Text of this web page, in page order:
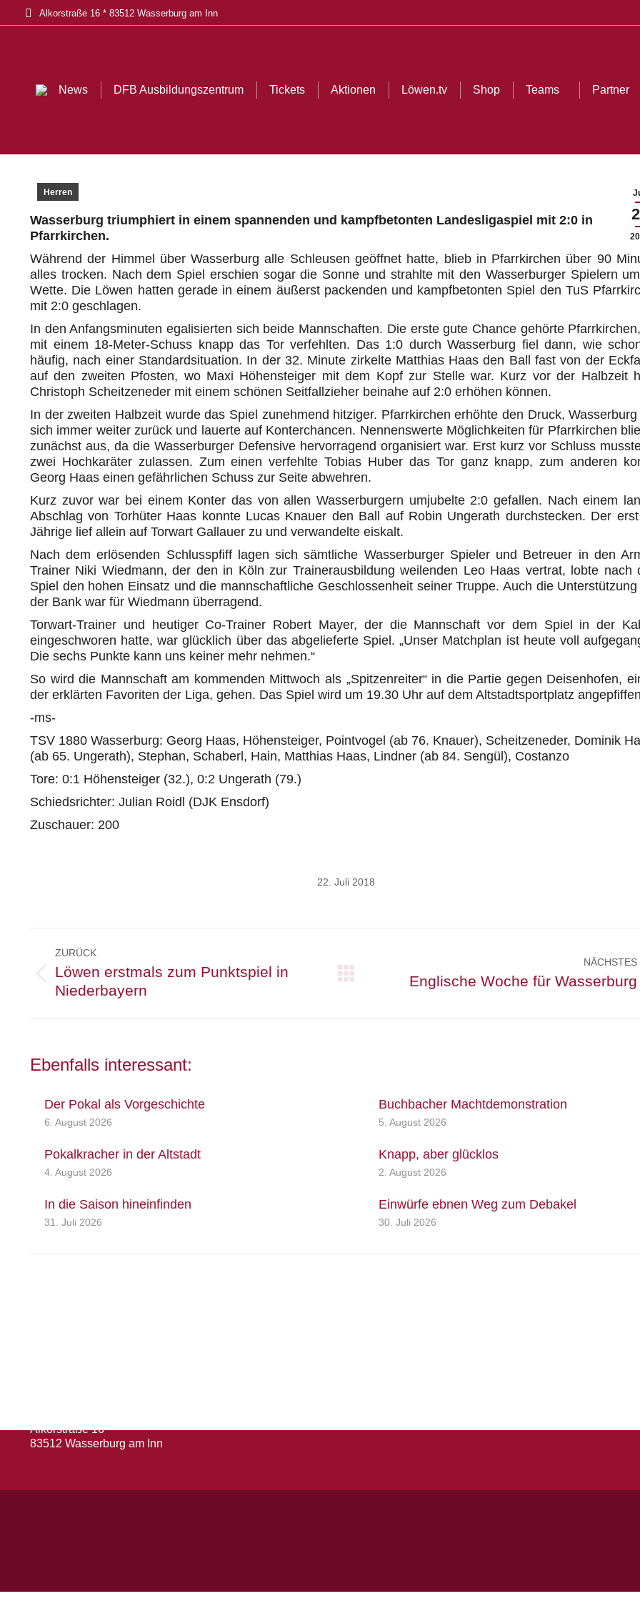
Alkorstraße 16 * 83512 Wasserburg am Inn
News DFB Ausbildungszentrum Tickets Aktionen Löwen.tv Shop Teams Partner
Herren
Wasserburg triumphiert in einem spannenden und kampfbetonten Landesligaspiel mit 2:0 in
Pfarrkirchen.
Während der Himmel über Wasserburg alle Schleusen geöffnet hatte, blieb in Pfarrkirchen über 90
alles trocken. Nach dem Spiel erschien sogar die Sonne und strahlte mit den Wasserburger Spielern
Wette. Die Löwen hatten gerade in einem äußerst packenden und kampfbetonten Spiel den TuS
mit 2:0 geschlagen.
In den Anfangsminuten egalisierten sich beide Mannschaften. Die erste gute Chance gehörte
mit einem 18-Meter-Schuss knapp das Tor verfehlten. Das 1:0 durch Wasserburg fiel dann, wie
häufig, nach einer Standardsituation. In der 32. Minute zirkelte Matthias Haas den Ball fast von der
auf den zweiten Pfosten, wo Maxi Höhensteiger mit dem Kopf zur Stelle war. Kurz vor der Halbzeit
Christoph Scheitzeneder mit einem schönen Seitfallzieher beinahe auf 2:0 erhöhen können.
In der zweiten Halbzeit wurde das Spiel zunehmend hitziger. Pfarrkirchen erhöhte den Druck, Wasserburg
sich immer weiter zurück und lauerte auf Konterchancen. Nennenswerte Möglichkeiten für Pfarrkirchen
zunächst aus, da die Wasserburger Defensive hervorragend organisiert war. Erst kurz vor Schluss
zwei Hochkaräter zulassen. Zum einen verfehlte Tobias Huber das Tor ganz knapp, zum anderen
Georg Haas einen gefährlichen Schuss zur Seite abwehren.
Kurz zuvor war bei einem Konter das von allen Wasserburgern umjubelte 2:0 gefallen. Nach einem
Abschlag von Torhüter Haas konnte Lucas Knauer den Ball auf Robin Ungerath durchstecken. Der
Jährige lief allein auf Torwart Gallauer zu und verwandelte eiskalt.
Nach dem erlösenden Schlusspfiff lagen sich sämtliche Wasserburger Spieler und Betreuer in den
Trainer Niki Wiedmann, der den in Köln zur Trainerausbildung weilenden Leo Haas vertrat, lobte nach
Spiel den hohen Einsatz und die mannschaftliche Geschlossenheit seiner Truppe. Auch die Unterstützung
der Bank war für Wiedmann überragend.
Torwart-Trainer und heutiger Co-Trainer Robert Mayer, der die Mannschaft vor dem Spiel in der
eingeschworen hatte, war glücklich über das abgelieferte Spiel. „Unser Matchplan ist heute voll
Die sechs Punkte kann uns keiner mehr nehmen.“
So wird die Mannschaft am kommenden Mittwoch als „Spitzenreiter“ in die Partie gegen Deisenhofen,
der erklärten Favoriten der Liga, gehen. Das Spiel wird um 19.30 Uhr auf dem Altstadtsportplatz
-ms-
TSV 1880 Wasserburg: Georg Haas, Höhensteiger, Pointvogel (ab 76. Knauer), Scheitzeneder, Dominik
(ab 65. Ungerath), Stephan, Schaberl, Hain, Matthias Haas, Lindner (ab 84. Sengül), Costanzo
Tore: 0:1 Höhensteiger (32.), 0:2 Ungerath (79.)
Schiedsrichter: Julian Roidl (DJK Ensdorf)
Zuschauer: 200
22. Juli 2018
ZURÜCK
Vorheriger
Beitrag:
Löwen erstmals zum Punktspiel in
Niederbayern
NÄCHSTES
NächsterEnglische Woche für Wasserburg
Ebenfalls interessant:
Der Pokal als Vorgeschichte
6. August 2026
Buchbacher Machtdemonstration
5. August 2026
Pokalkracher in der Altstadt
4. August 2026
Knapp, aber glücklos
2. August 2026
In die Saison hineinfinden
31. Juli 2026
Einwürfe ebnen Weg zum Debakel
30. Juli 2026
Alkorstraße 16
83512 Wasserburg am Inn
News DFB Ausbildungszentrum Tickets Aktionen Löwen.tv Shop Teams Partner